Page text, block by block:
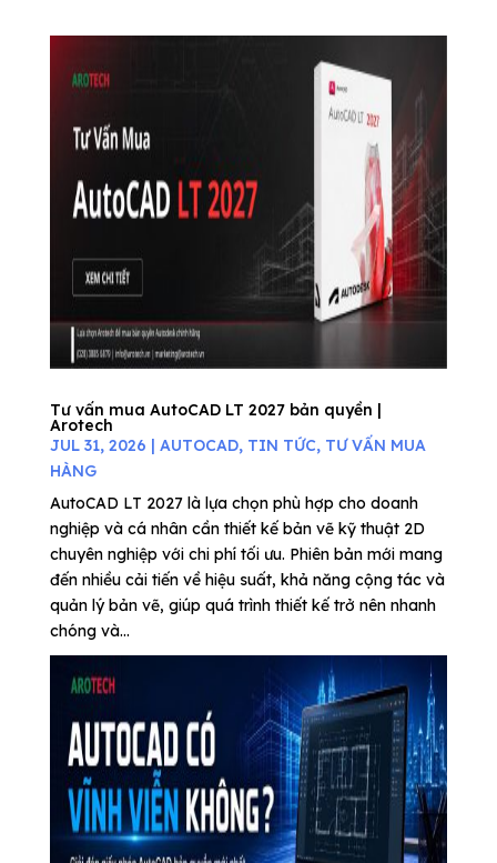
Tư vấn mua AutoCAD LT 2027 bản quyền |
Arotech
JUL 31, 2026 | AUTOCAD, TIN TỨC, TƯ VẤN MUA
HÀNG
AutoCAD LT 2027 là lựa chọn phù hợp cho doanh
nghiệp và cá nhân cần thiết kế bản vẽ kỹ thuật 2D
chuyên nghiệp với chi phí tối ưu. Phiên bản mới mang
đến nhiều cải tiến về hiệu suất, khả năng cộng tác và
quản lý bản vẽ, giúp quá trình thiết kế trở nên nhanh
chóng và...